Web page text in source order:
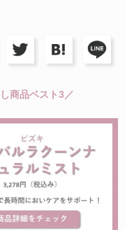
商品ベスト3／